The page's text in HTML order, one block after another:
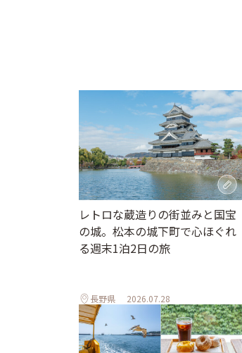
レトロな蔵造りの街並みと国宝
の城。松本の城下町で心ほぐれ
る週末1泊2日の旅
長野県 2026.07.28